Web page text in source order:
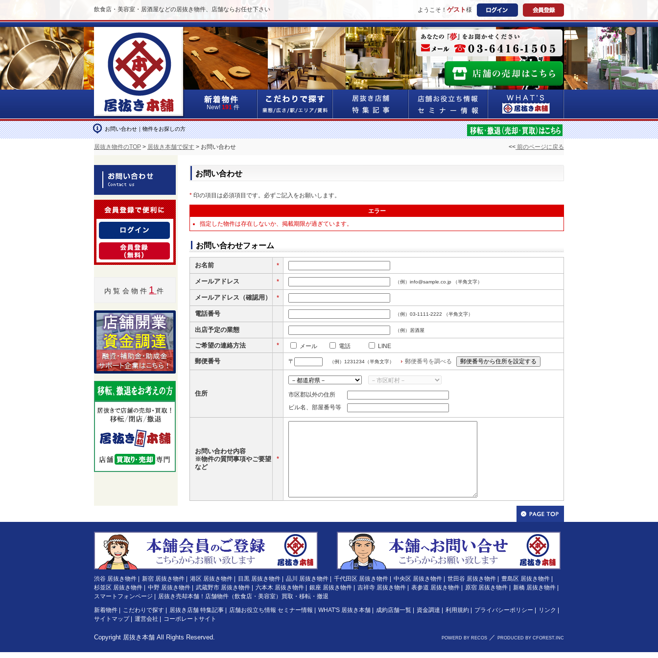
飲食店・美容室・居酒屋などの居抜き物件、店舗ならお任せ下さい ようこそ！ ゲスト様
New! 191 件
お問い合わせ｜物件をお探しの方
居抜き物件のTOP > 居抜き本舗で探す > お問い合わせ << 前のページに戻る
お問い合わせ
* 印の項目は必須項目です。必ずご記入をお願いします。
エラー
指定した物件は存在しないか、掲載期限が過ぎています。
お問い合わせフォーム
お名前 *
メールアドレス * （例）info@sample.co.jp （半角文字）
メールアドレス（確認用） *
電話番号 （例）03-1111-2222 （半角文字）
出店予定の業態 （例）居酒屋
ご希望の連絡方法 * メール 電話 LINE
郵便番号 〒 （例）1231234（半角文字） 郵便番号を調べる
住所
市区郡以外の住所
ビル名、部屋番号等
お問い合わせ内容
※物件の質問事項やご要望
など
*
内覧会物件 1 件
渋谷 居抜き物件 新宿 居抜き物件 港区 居抜き物件 目黒 居抜き物件 品川 居抜き物件 千代田区 居抜き物件 中央区 居抜き物件 世田谷 居抜き物件 豊島区 居抜き物件
杉並区 居抜き物件
中野 居抜き物件 武蔵野市 居抜き物件 六本木 居抜き物件 銀座 居抜き物件 吉祥寺 居抜き物件 表参道 居抜き物件 原宿 居抜き物件 新橋 居抜き物件
スマートフォンページ
居抜き売却本舗！店舗物件（飲食店・美容室）買取・移転・撤退
新着物件
こだわりで探す 居抜き店舗 特集記事 店舗お役立ち情報 セミナー情報 WHAT'S 居抜き本舗 成約店舗一覧 資金調達 利用規約 プライバシーポリシー リンク
サイトマップ| 運営会社 コーポレートサイト
Copyright 居抜き本舗 All Rights Reserved. POWERD BY RECOS ／ PRODUCED BY CFOREST.INC